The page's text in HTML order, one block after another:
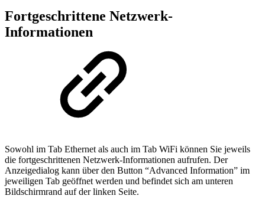
Fortgeschrittene Netzwerk-
Informationen
Sowohl im Tab Ethernet als auch im Tab WiFi können Sie jeweils
die fortgeschrittenen Netzwerk-Informationen aufrufen. Der
Anzeigedialog kann über den Button “Advanced Information” im
jeweiligen Tab geöffnet werden und befindet sich am unteren
Bildschirmrand auf der linken Seite.